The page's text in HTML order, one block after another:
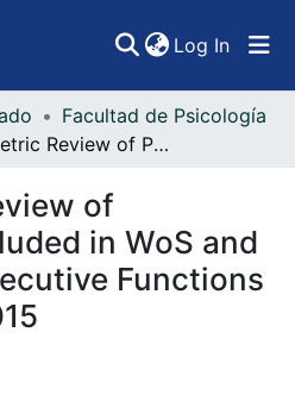
Log In
Facultad de Psicología
Bibliometric Review of Production Included in WoS and SCOPUS on Executive Functions Period 2011-2015
of
in WoS and
Functions